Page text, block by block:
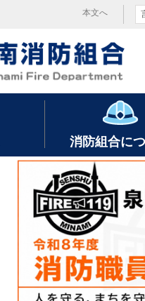
本文へ
消防組合に